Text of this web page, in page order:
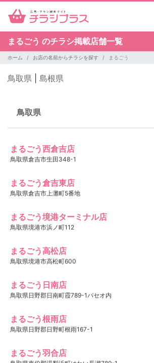
まるごう のチラシ掲載店舗一覧
ホーム お店の名前からチラシを探す まるごう
鳥取県 島根県
鳥取県
まるごう西倉吉店
鳥取県倉吉市生田348-1
まるごう倉吉東店
鳥取県倉吉市上灘町5番地
まるごう境港ターミナル店
鳥取県境港市浜ノ町112
まるごう高松店
鳥取県境港市高松町600
まるごう日南店
鳥取県日野郡日南町霞789-1パセオ内
まるごう根雨店
鳥取県日野郡日野町根雨167-1
まるごう羽合店